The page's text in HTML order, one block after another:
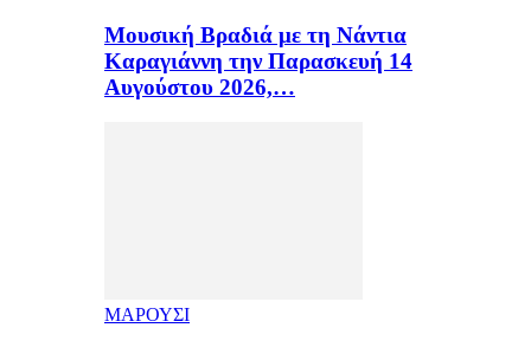
Μουσική Βραδιά με τη Νάντια
Καραγιάννη την Παρασκευή 14
Αυγούστου 2026,…
ΜΑΡΟΥΣΙ